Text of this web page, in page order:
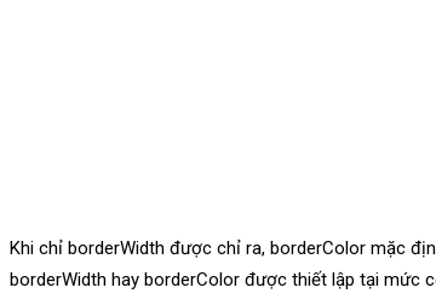
Khi chỉ borderWidth được chỉ ra, borderColor mặc
borderWidth hay borderColor được thiết lập tại mức